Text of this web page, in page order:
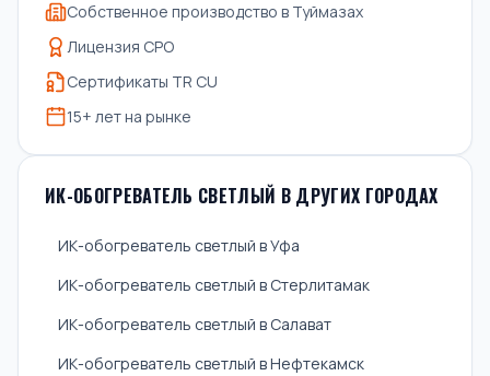
Собственное производство в Туймазах
Лицензия СРО
Сертификаты TR CU
15+ лет на рынке
ИК-ОБОГРЕВАТЕЛЬ СВЕТЛЫЙ В ДРУГИХ ГОРОДАХ
ИК-обогреватель светлый в Уфа
ИК-обогреватель светлый в Стерлитамак
ИК-обогреватель светлый в Салават
ИК-обогреватель светлый в Нефтекамск